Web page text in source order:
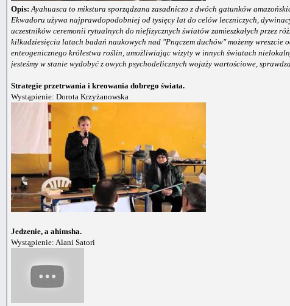
Opis: Ayahuasca to mikstura sporządzana zasadniczo z dwóch gatunków
Ekwadoru używa najprawdopodobniej od tysięcy lat do celów leczniczych,
uczestników ceremonii rytualnych do niefizycznych światów zamieszkałych przez
kilkudziesięciu latach badań naukowych nad "Pnączem duchów" możemy
enteogenicznego królestwa roślin, umożliwiając wizyty w innych światach
jesteśmy w stanie wydobyć z owych psychodelicznych wojaży wartościowe,
Strategie przetrwania i kreowania dobrego świata.
Wystąpienie: Dorota Krzyżanowska
Jedzenie, a ahimsha.
Wystąpienie: Alani Satori